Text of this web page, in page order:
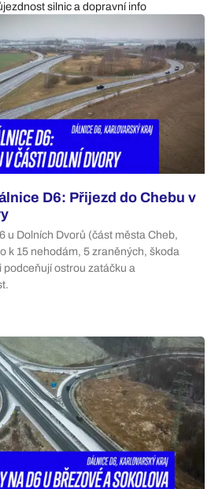
silnic a dopravní info
D6: Přijezd do Chebu v
u Dolních Dvorů (část města Cheb,
k 15 nehodám, 5 zraněných, škoda
podceňují ostrou zatáčku a